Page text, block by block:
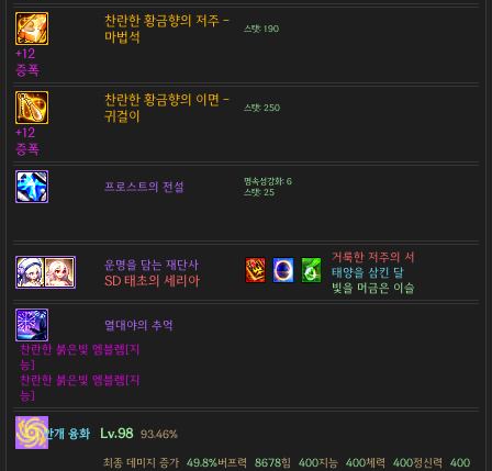
찬란한 황금향의 저주 -
마법석
스탯: 190
+12
증폭
찬란한 황금향의 이면 -
귀걸이
스탯: 250
+12
증폭
프로스트의 전설
명속성강화: 6
스탯: 25
운명을 담는 재단사
SD 태초의 세리아
거룩한 저주의 서
태양을 삼킨 달
빛을 머금은 이슬
열대야의 추억
찬란한 붉은빛 엠블렘[지
능]
찬란한 붉은빛 엠블렘[지
능]
안개 융화 Lv.98 93.46%
최종 데미지 증가 49.8%버프력 8678힘 400지능 400체력 400정신력
400